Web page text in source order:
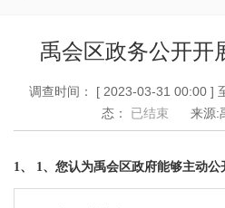
禹会区政务公开开
调查时间： [ 2023-03-31 00:00 ]
态： 已结束 来源:
1、 1、您认为禹会区政府能够主动公